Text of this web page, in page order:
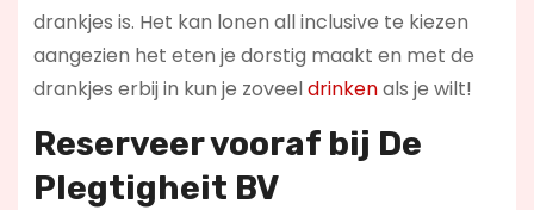
drankjes is. Het kan lonen all inclusive te kiezen
aangezien het eten je dorstig maakt en met de
drankjes erbij in kun je zoveeldrinkenals je wilt!
Reserveer vooraf bij De
Plegtigheit BV